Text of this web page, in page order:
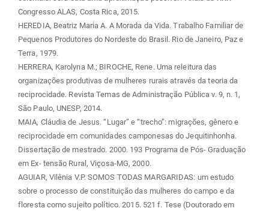
Congresso ALAS, Costa Rica, 2015.
HEREDIA, Beatriz Maria A. A Morada da Vida. Trabalho Familiar de
Pequenos Produtores do Nordeste do Brasil. Rio de Janeiro, Paz e
Terra, 1979.
HERRERA, Karolyna M.; BIROCHE, Rene. Uma releitura das
organizações produtivas de mulheres rurais através da teoria da
reciprocidade. Revista Temas de Administração Pública v. 9, n. 1,
São Paulo, UNESP, 2014.
MAIA, Cláudia de Jesus. “Lugar” e “trecho”: migrações, gênero e
reciprocidade em comunidades camponesas do Jequitinhonha.
Dissertação de mestrado. 2000. 193 Programa de Pós- Graduação
em Ex- tensão Rural, Viçosa-MG, 2000.
AGUIAR, Vilênia V.P. SOMOS TODAS MARGARIDAS: um estudo
sobre o processo de constituição das mulheres do campo e da
floresta como sujeito político. 2015. 521 f. Tese (Doutorado em